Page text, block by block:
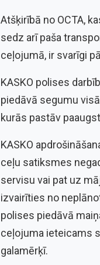
Atšķirībā no OCTA,
sedz arī paša
ceļojumā, ir svarīgi
KASKO polises
piedāvā segumu
kurās pastāv
KASKO
ceļu satiksmes
servisu vai pat uz
izvairīties no
polises piedāvā
ceļojuma ieteicams
galamērķī.